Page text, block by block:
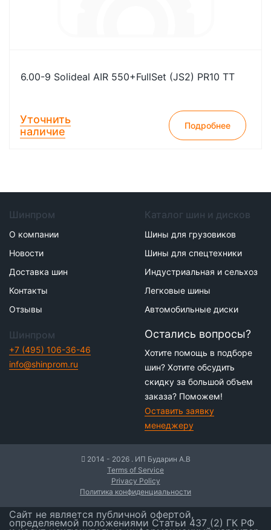
6.00-9 Solideal AIR 550+FullSet (JS2) PR10 TT
Уточнить
наличие
Подробнее
Шинпром
О компании
Новости
Доставка шин
Контакты
Отзывы
Каталог шин и дисков
Шины для грузовиков
Шины для спецтехники
Индустриальная и сельхоз
Легковые шины
Автомобильные диски
Шинпром
+7 (495) 106-36-46
info@shinprom.ru
Остались вопросы?
Хотите помощь в подборе
шин? Хотите обсудить
скидку за большой объем
заказа? Поможем!
Оставить заявку
менеджеру
2014 - 2026 . ИП Бударин А.В
Terms of Service
Privacy Policy
Политика конфиденциальности
Сайт не является публичной офертой,
определяемой положениями Статьи 437 (2) ГК РФ